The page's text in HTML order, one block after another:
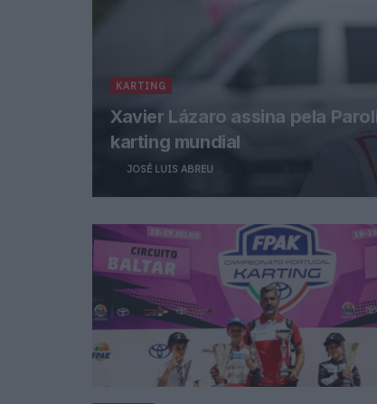
KARTING
Xavier Lázaro assina pela
karting mundial
JOSÉ LUIS ABREU